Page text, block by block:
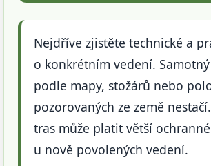
Nejdříve zjistěte technické a
o konkrétním vedení.
podle mapy, stožárů nebo
pozorovaných ze země
tras může platit větší
u nově povolených vedení.